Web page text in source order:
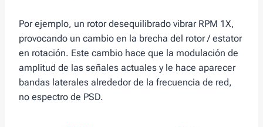
Por ejemplo, un rotor desequilibrado vibrar RPM 1X,
provocando un cambio en la brecha del rotor / estator
en rotación. Este cambio hace que la modulación de
amplitud de las señales actuales y le hace aparecer
bandas laterales alrededor de la frecuencia de red,
no espectro de PSD.